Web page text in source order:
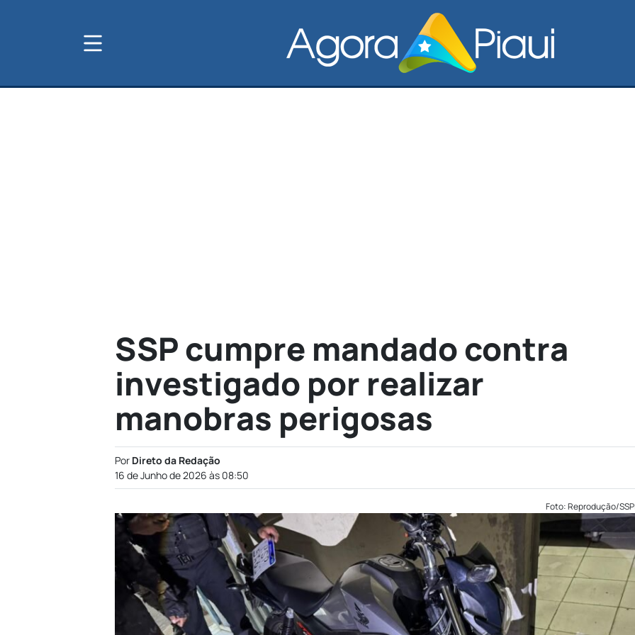
SSP cumpre mandado contra
investigado por realizar
manobras perigosas
Por Direto da Redação
16 de Junho de 2026 às 08:50
Foto: Reprodução/